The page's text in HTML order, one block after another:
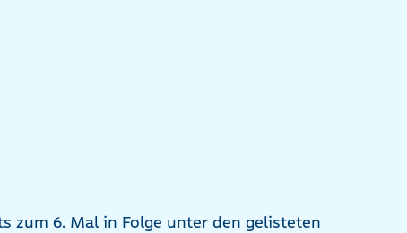
zum 6. Mal in Folge unter den gelisteten